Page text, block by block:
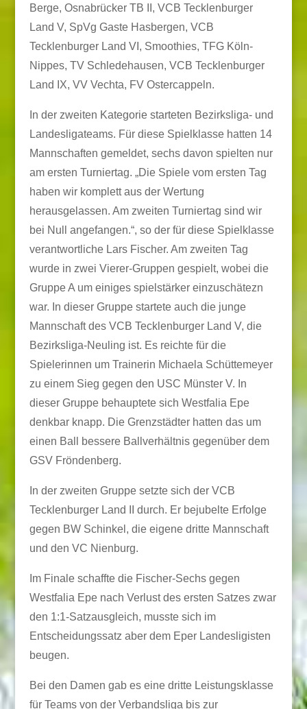
Berge, Osnabrücker TB II, VCB Tecklenburger
Land V, SpVg Gaste Hasbergen, VCB
Tecklenburger Land VI, Smoothies, TFG Köln-
Nippes, TV Schledehausen, VCB Tecklenburger
Land IX, VV Vechta, FV Ostercappeln.
In der zweiten Kategorie starteten Bezirksliga- und
Landesligateams. Für diese Spielklasse hatten 14
Mannschaften gemeldet, sechs davon spielten nur
am ersten Turniertag. „Die Spiele vom ersten Tag
haben wir komplett aus der Wertung
herausgelassen. Am zweiten Turniertag sind wir
bei Null angefangen.“, so der für diese Spielklasse
verantwortliche Lars Fischer. Am zweiten Tag
wurde in zwei Vierer-Gruppen gespielt, wobei die
Gruppe A um einiges spielstärker einzuschätezn
war. In dieser Gruppe startete auch die junge
Mannschaft des VCB Tecklenburger Land V, die
Bezirksliga-Neuling ist. Es reichte für die
Spielerinnen um Trainerin Michaela Schüttemeyer
zu einem Sieg gegen den USC Münster V. In
dieser Gruppe behauptete sich Westfalia Epe
denkbar knapp. Die Grenzstädter hatten das um
einen Ball bessere Ballverhältnis gegenüber dem
GSV Fröndenberg.
In der zweiten Gruppe setzte sich der VCB
Tecklenburger Land II durch. Er bejubelte Erfolge
gegen BW Schinkel, die eigene dritte Mannschaft
und den VC Nienburg.
Im Finale schaffte die Fischer-Sechs gegen
Westfalia Epe nach Verlust des ersten Satzes zwar
den 1:1-Satzausgleich, musste sich im
Entscheidungssatz aber dem Eper Landesligisten
beugen.
Bei den Damen gab es eine dritte Leistungsklasse
für Teams von der Verbandsliga bis zur